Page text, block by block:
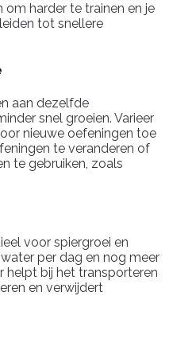
om harder te trainen en je
tot snellere
aan dezelfde
snel groeien. Varieer
nieuwe oefeningen toe
te veranderen of
te gebruiken, zoals
voor spiergroei en
per dag en nog meer
helpt bij het transporteren
en verwijdert